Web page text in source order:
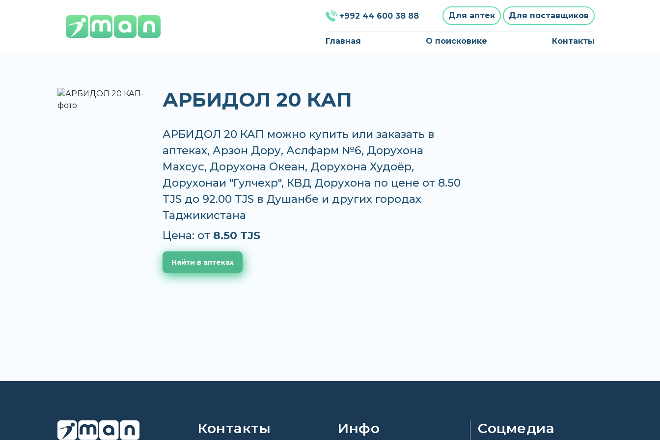
+992 44 600 38 88 Для аптек Для поставщиков
Главная О поисковике Контакты
АРБИДОЛ 20 КАП
АРБИДОЛ 20 КАП можно купить или заказать в
аптеках, Арзон Дору, Аслфарм №6, Дорухона
Махсус, Дорухона Океан, Дорухона Худоёр,
Дорухонаи "Гулчехр", КВД Дорухона по цене от 8.50
TJS до 92.00 TJS в Душанбе и других городах
Таджикистана
Цена: от 8.50 TJS
Найти в аптеках
Контакты Инфо Соцмедиа